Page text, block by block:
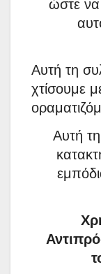
ώστε να
Αυτή τη
χτίσουμε
Αυτή